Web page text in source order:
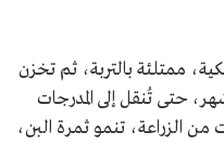
ممتلئة بالتربة، ثم تخزن
حتى تُنقل إلى المدرجات
من الزراعة، تنمو ثمرة البن،